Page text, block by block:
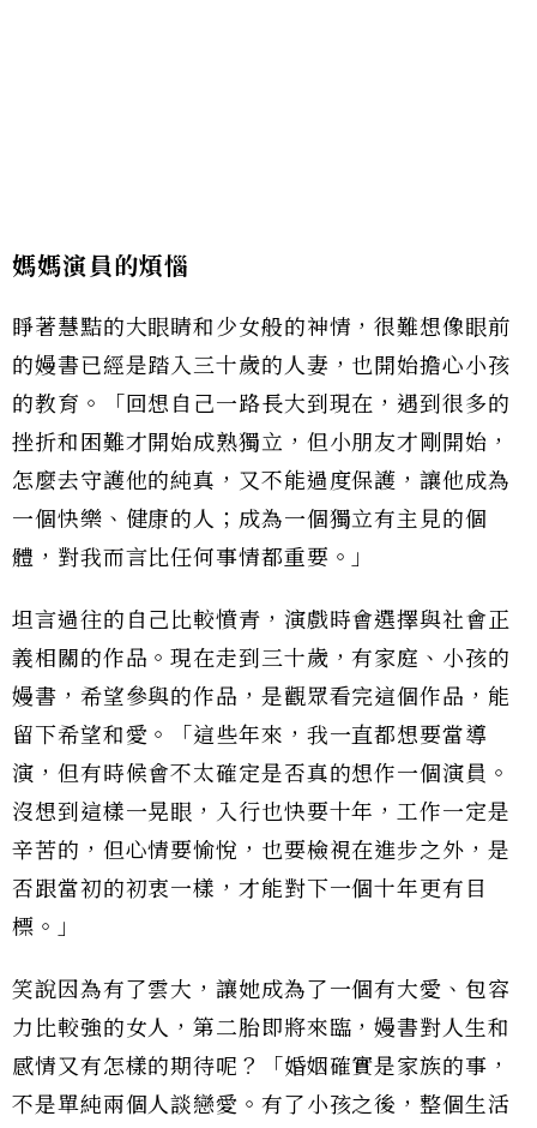
媽媽演員的煩惱
睜著慧黠的大眼睛和少女般的神情，很難想像眼前
的嫚書已經是踏入三十歲的人妻，也開始擔心小孩
的教育。「回想自己一路長大到現在，遇到很多的
挫折和困難才開始成熟獨立，但小朋友才剛開始，
怎麼去守護他的純真，又不能過度保護，讓他成為
一個快樂、健康的人；成為一個獨立有主見的個
體，對我而言比任何事情都重要。」
坦言過往的自己比較憤青，演戲時會選擇與社會正
義相關的作品。現在走到三十歲，有家庭、小孩的
嫚書，希望參與的作品，是觀眾看完這個作品，能
留下希望和愛。「這些年來，我一直都想要當導
演，但有時候會不太確定是否真的想作一個演員。
沒想到這樣一晃眼，入行也快要十年，工作一定是
辛苦的，但心情要愉悅，也要檢視在進步之外，是
否跟當初的初衷一樣，才能對下一個十年更有目
標。」
笑說因為有了雲大，讓她成為了一個有大愛、包容
力比較強的女人，第二胎即將來臨，嫚書對人生和
感情又有怎樣的期待呢？「婚姻確實是家族的事，
不是單純兩個人談戀愛。有了小孩之後，整個生活